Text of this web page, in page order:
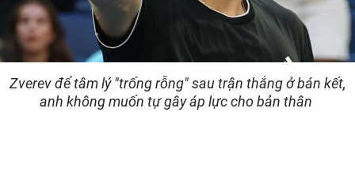
Zverev để tâm lý "trống rỗng" sau trận thắng ở bán kết,
anh không muốn tự gây áp lực cho bản thân